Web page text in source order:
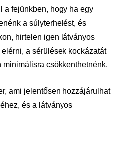
a fejünkben, hogy ha egy
a súlyterhelést, és
hirtelen igen látványos
a sérülések kockázatát
minimálisra csökkenthetnénk.
ami jelentősen hozzájárulhat
és a látványos